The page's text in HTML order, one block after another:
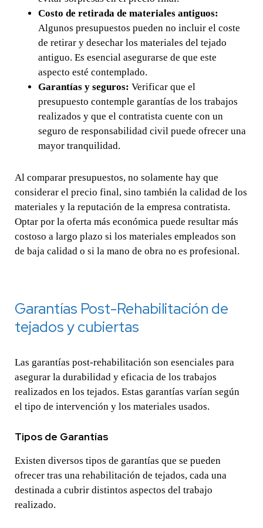
Costo de retirada de materiales antiguos:
Algunos presupuestos pueden no incluir el coste
de retirar y desechar los materiales del tejado
antiguo. Es esencial asegurarse de que este
aspecto esté contemplado.
Garantías y seguros: Verificar que el
presupuesto contemple garantías de los trabajos
realizados y que el contratista cuente con un
seguro de responsabilidad civil puede ofrecer una
mayor tranquilidad.
Al comparar presupuestos, no solamente hay que
considerar el precio final, sino también la calidad de los
materiales y la reputación de la empresa contratista.
Optar por la oferta más económica puede resultar más
costoso a largo plazo si los materiales empleados son
de baja calidad o si la mano de obra no es profesional.
Garantías Post-Rehabilitación de
tejados y cubiertas
Las garantías post-rehabilitación son esenciales para
asegurar la durabilidad y eficacia de los trabajos
realizados en los tejados. Estas garantías varían según
el tipo de intervención y los materiales usados.
Tipos de Garantías
Existen diversos tipos de garantías que se pueden
ofrecer tras una rehabilitación de tejados, cada una
destinada a cubrir distintos aspectos del trabajo
realizado.